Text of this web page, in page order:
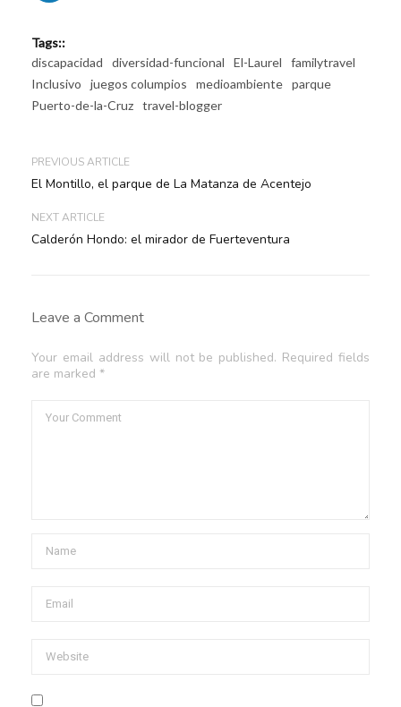
Tags::
discapacidad
diversidad-funcional El-Laurel
familytravel
Inclusivo
juegos columpios medioambiente parque
Puerto-de-la-Cruz travel-blogger
PREVIOUS ARTICLE
El Montillo, el parque de La Matanza de Acentejo
NEXT ARTICLE
Calderón Hondo: el mirador de Fuerteventura
Leave a Comment
Your email address will not be published. Required fields
are marked *